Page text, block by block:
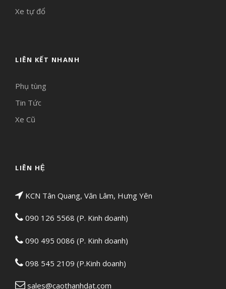
Xe tự đổ
LIÊN KẾT NHANH
Phụ tùng
Tin Tức
Xe Cũ
LIÊN HỆ
KCN Tân Quang, Văn Lâm, Hưng Yên
090 126 5568 (P. Kinh doanh)
090 495 0086 (P. Kinh doanh)
098 545 2109 (P.Kinh doanh)
sales@caothanhdat.com